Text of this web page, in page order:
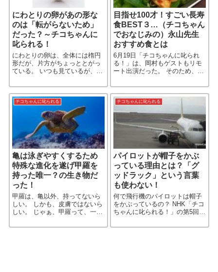
にわとりの卵があの形な
のは「転がらないため」
だった？～チコちゃんに
叱られる！
にわとりの卵は、全体には楕円
形だが、片方がちょっととがっ
ている。 いつも見ているが、な
ことはない。 でも、その理由
は、“そういうことか、なるほ
ど！”…な、答えだった。
目指せ100才！すごい長寿
食BEST３…（チコちゃん
でおなじみの）永山先生
おすすめ食とは
6月19日「チコちゃんに叱られ
る！」は、岡村もゲストもリモ
ート出演だった。 そのため、今
は、チコちゃん1人の「刈り上
げ」姿のアップからはじまっ
た。 この番組は、いろんなジャ
［…続きを読む］
チコちゃんに叱られる
亀は泳ぎやすくするため
特殊な進化を遂げ甲羅を
持った唯一？の生き物だ
った！
甲羅は、亀以外、持ってないら
しい。 しかも、皮膚ではないら
しい。 じゃぁ、甲羅って、一体
たくなるねぇ。
チコちゃんに叱られる
パイロットが帽子をかぶ
っている理由とは？「グ
ッドラック」という言葉
も使わない！
何で飛行機のパイロットは帽子
をかぶっているの？ NHK「チコ
ちゃんに叱られる！」の第5回。
ロットは帽子をかぶっている